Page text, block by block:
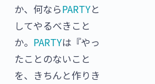
か、何ならPARTYと
してやるべきこと
か。 PARTYは『やっ
たことのないこと
を、きちんと作りき